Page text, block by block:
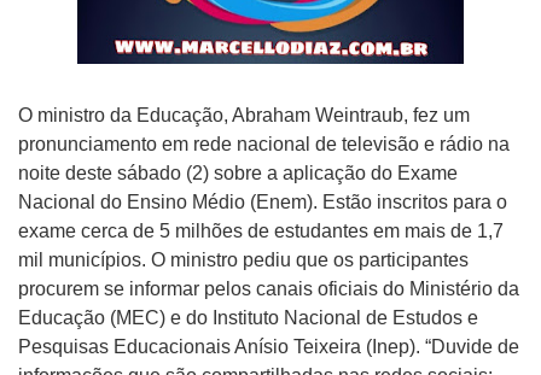
O ministro da Educação, Abraham Weintraub, fez um
pronunciamento em rede nacional de televisão e rádio na
noite deste sábado (2) sobre a aplicação do Exame
Nacional do Ensino Médio (Enem). Estão inscritos para o
exame cerca de 5 milhões de estudantes em mais de 1,7
mil municípios. O ministro pediu que os participantes
procurem se informar pelos canais oficiais do Ministério da
Educação (MEC) e do Instituto Nacional de Estudos e
Pesquisas Educacionais Anísio Teixeira (Inep). “Duvide de